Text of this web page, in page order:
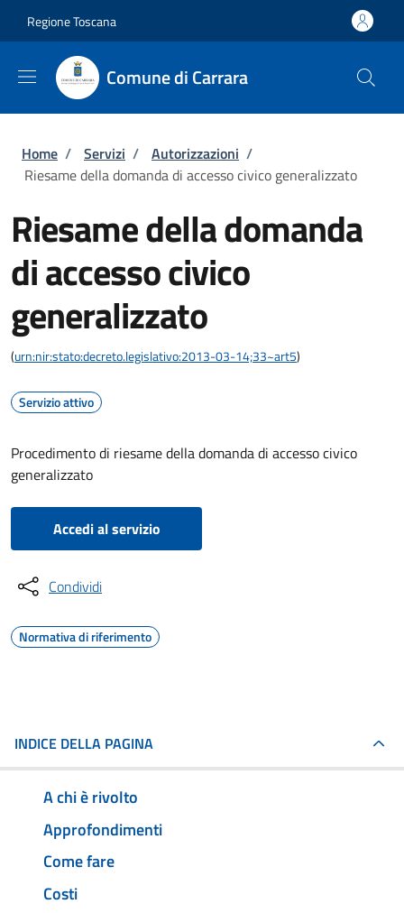
Regione Toscana
Comune di Carrara
Briciole di pane
Home / Servizi / Autorizzazioni /
Riesame della domanda di accesso civico generalizzato
Riesame della domanda
di accesso civico
generalizzato
(urn:nir:stato:decreto.legislativo:2013-03-14;33~art5)
Servizio attivo
Procedimento di riesame della domanda di accesso civico
generalizzato
Accedi al servizio
Condividi
Normativa di riferimento
INDICE DELLA PAGINA
A chi è rivolto
Approfondimenti
Come fare
Costi